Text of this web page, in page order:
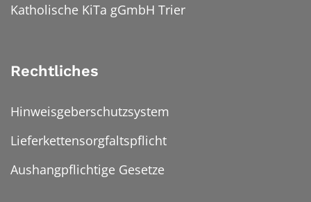
Katholische KiTa gGmbH Trier
Rechtliches
Hinweisgeberschutzsystem
Lieferkettensorgfaltspflicht
Aushangpflichtige Gesetze